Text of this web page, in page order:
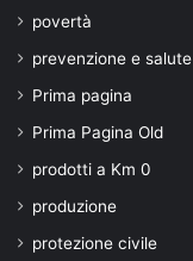
povertà
prevenzione e salute
Prima pagina
Prima Pagina Old
prodotti a Km 0
produzione
protezione civile